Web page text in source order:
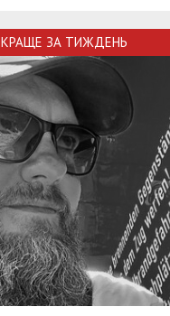
КРАЩЕ ЗА ТИЖДЕНЬ